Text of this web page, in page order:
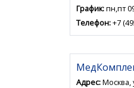
График:пн,пт
Телефон:+7
Адрес:Москва,